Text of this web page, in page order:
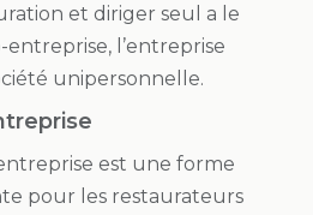
et diriger seul a le
l’entreprise
unipersonnelle.
est une forme
pour les restaurateurs